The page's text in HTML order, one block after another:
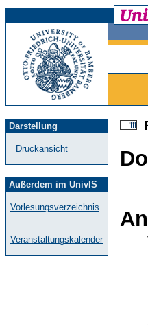
Darstellung
Druckansicht
Außerdem im UnivIS
Vorlesungsverzeichnis
Veranstaltungskalender